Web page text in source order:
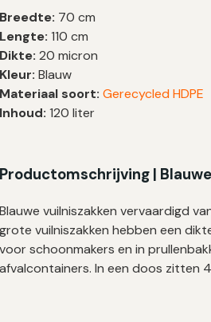
20
My
|
70×110
cm
–
Breedte: 70 cm
Lengte: 110 cm
Dikte: 20 micron
Kleur: Blauw
Materiaal soort: Gerecycled HDPE
Inhoud: 120 liter
Productomschrijving |
Blauwe vuilniszakken vervaardigd
grote vuilniszakken hebben een
voor schoonmakers en in
afvalcontainers. In een doos zitten